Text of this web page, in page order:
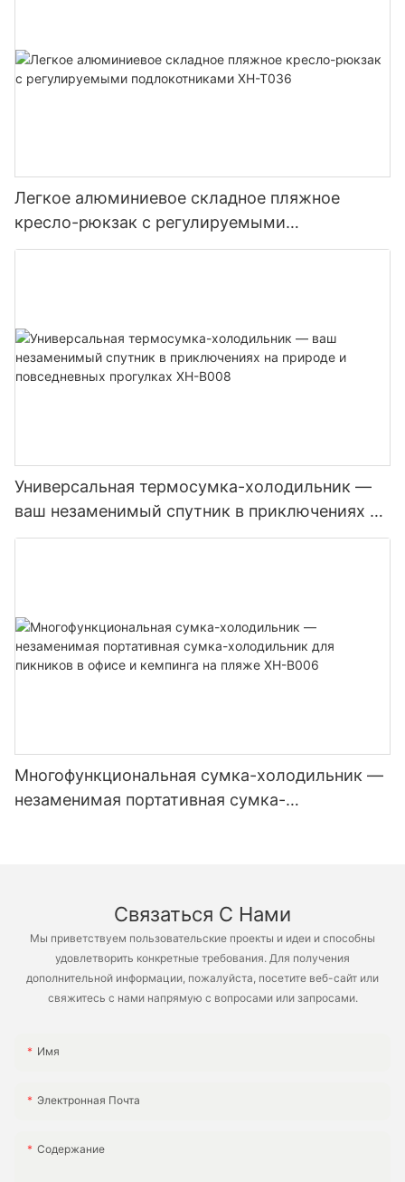
Легкое алюминиевое складное пляжное
кресло-рюкзак с регулируемыми
подлокотниками XH-T036
Универсальная термосумка-холодильник —
ваш незаменимый спутник в приключениях на
природе и повседневных прогулках XH-B008
Многофункциональная сумка-холодильник —
незаменимая портативная сумка-
Связаться С Нами
Мы приветствуем пользовательские проекты и идеи и способны
удовлетворить конкретные требования. Для получения
дополнительной информации, пожалуйста, посетите веб-сайт или
свяжитесь с нами напрямую с вопросами или запросами.
Имя
Электронная Почта
Содержание